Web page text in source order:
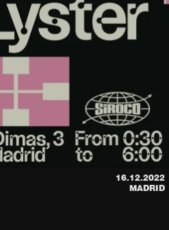
16.12.2022
MADRID